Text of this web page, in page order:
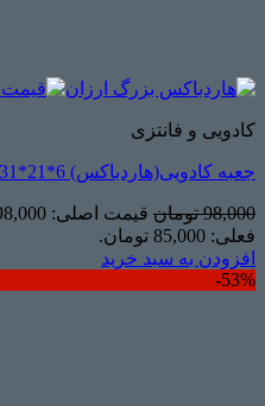
کادویی و فانتزی
جعبه کادویی(هاردباکس) 6*21*31
98,000 تومان قیمت اصلی: 98,000 تومان بود.
فعلی: 85,000 تومان.
افزودن به سبد خرید
53%-